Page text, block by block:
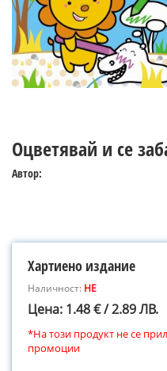
Оцветявай и се
Автор:
Хартиено издание
Наличност: НЕ
Цена: 1.48 € / 2.89 ЛВ.
*На този продукт не се
промоции